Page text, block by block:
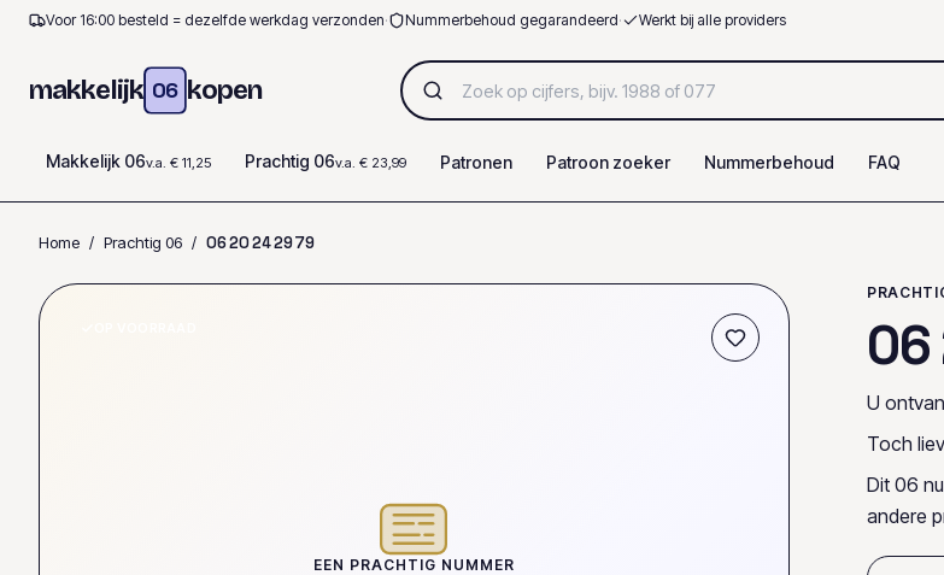
Voor 16:00 besteld = dezelfde werkdag verzonden· Nummerbehoud gegarandeerd· Werkt bij alle providers
makkelijk 06 kopen
Makkelijk 06v.a. € 11,25 Prachtig 06v.a. € 23,99 Patronen Patroon zoeker Nummerbehoud FAQ
Home / Prachtig 06 / 0620242979
EEN PRACHTIG NUMMER
06
U
Toch
Dit 06
andere